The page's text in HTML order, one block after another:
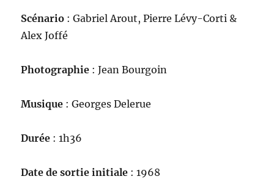
Scénario : Gabriel Arout, Pierre Lévy-Corti &
Alex Joffé
Photographie : Jean Bourgoin
Musique : Georges Delerue
Durée : 1h36
Date de sortie initiale : 1968